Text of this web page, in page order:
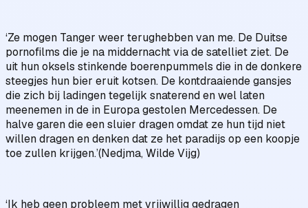
‘Ze mogen Tanger weer terughebben van me. De Duitse
pornofilms die je na middernacht via de satelliet ziet. De
uit hun oksels stinkende boerenpummels die in de donkere
steegjes hun bier eruit kotsen. De kontdraaiende gansjes
die zich bij ladingen tegelijk snaterend en wel laten
meenemen in de in Europa gestolen Mercedessen. De
halve garen die een sluier dragen omdat ze hun tijd niet
willen dragen en denken dat ze het paradijs op een koopje
toe zullen krijgen.’(Nedjma, Wilde Vijg)
‘Ik heb geen probleem met vrijwillig gedragen